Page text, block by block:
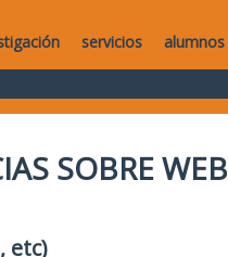
servicios alumnos
SOBRE WEB
etc)